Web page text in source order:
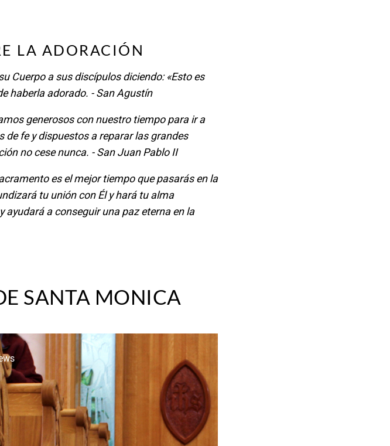
LA ADORACIÓN
Cuerpo a sus discípulos diciendo: «Esto es
haberla adorado. - San Agustín
generosos con nuestro tiempo para ir a
fe y dispuestos a reparar las grandes
no cese nunca. - San Juan Pablo II
es el mejor tiempo que pasarás en la
tu unión con Él y hará tu alma
ayudará a conseguir una paz eterna en la
SANTA MONICA